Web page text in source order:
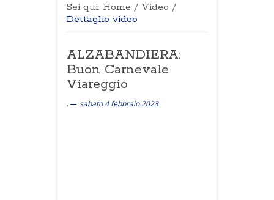
Sei qui: Home / Video /
Dettaglio video
ALZABANDIERA:
Buon Carnevale
Viareggio
. sabato 4 febbraio 2023